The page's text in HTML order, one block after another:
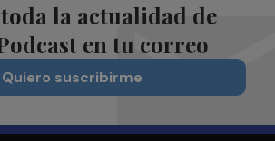
la actualidad de
en tu correo
Quiero suscribirme